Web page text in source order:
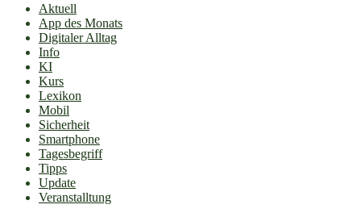
Aktuell
App des Monats
Digitaler Alltag
Info
KI
Kurs
Lexikon
Mobil
Sicherheit
Smartphone
Tagesbegriff
Tipps
Update
Veranstalltung